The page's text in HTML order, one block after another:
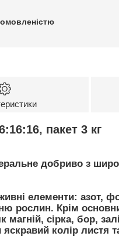
пакет 3 кг
добриво з
елементи: азот,
рослин. Крім
сірка, бор,
колір листя та